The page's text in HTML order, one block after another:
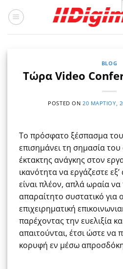
στο
BLOG
Τώρα Video
POSTED ON 20 ΜΑΡΤΊΟΥ,
Το πρόσφατο ξέσπασμα του
επισημάνει τη σημασία
έκτακτης ανάγκης στον
ικανότητα να εργάζεστε
είναι πλέον, απλά ωραία
απαραίτητο συστατικό για
επιχειρηματική
παρέχοντας την ευελιξία
απαιτούνται, έτσι ώστε να
κορυφή εν μέσω